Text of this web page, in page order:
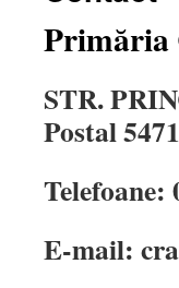
Primăria
STR.
Postal
Telefoane:
E-mail: